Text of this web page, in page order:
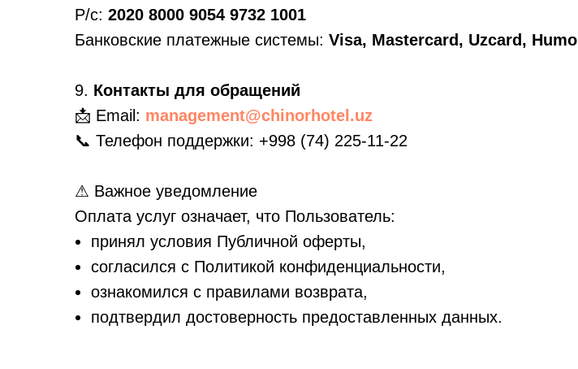
Р/с: 2020 8000 9054 9732 1001
Банковские платежные системы: Visa, Mastercard, Uzcard, Humo
9. Контакты для обращений
📩 Email: management@chinorhotel.uz
📞 Телефон поддержки: +998 (74) 225-11-22
⚠ Важное уведомление
Оплата услуг означает, что Пользователь:
принял условия Публичной оферты,
согласился с Политикой конфиденциальности,
ознакомился с правилами возврата,
подтвердил достоверность предоставленных данных.